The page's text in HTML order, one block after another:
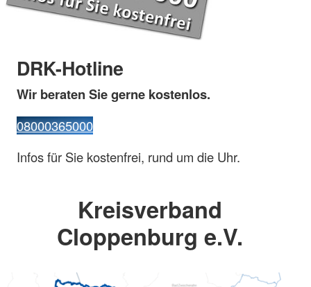
DRK-Hotline
Wir beraten Sie gerne kostenlos.
08000365000
Infos für Sie kostenfrei, rund um die Uhr.
Kreisverband
Cloppenburg e.V.